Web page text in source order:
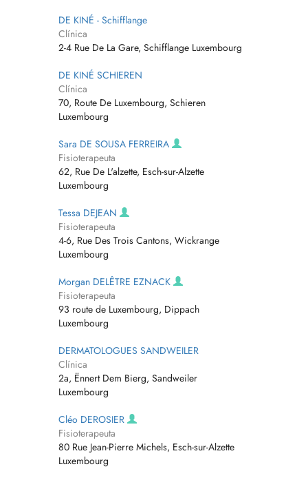
DE KINÉ - Schifflange
Clínica
2-4 Rue De La Gare, Schifflange Luxembourg
DE KINÉ SCHIEREN
Clínica
70, Route De Luxembourg, Schieren
Luxembourg
Sara DE SOUSA FERREIRA
Fisioterapeuta
62, Rue De L'alzette, Esch-sur-Alzette
Luxembourg
Tessa DEJEAN
Fisioterapeuta
4-6, Rue Des Trois Cantons, Wickrange
Luxembourg
Morgan DELÊTRE EZNACK
Fisioterapeuta
93 route de Luxembourg, Dippach
Luxembourg
DERMATOLOGUES SANDWEILER
Clínica
2a, Ënnert Dem Bierg, Sandweiler
Luxembourg
Cléo DEROSIER
Fisioterapeuta
80 Rue Jean-Pierre Michels, Esch-sur-Alzette
Luxembourg